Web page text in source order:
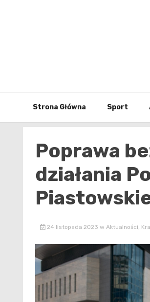
Strona Główna Sport
Poprawa
działania
24 listopada 2023 w Aktualności,